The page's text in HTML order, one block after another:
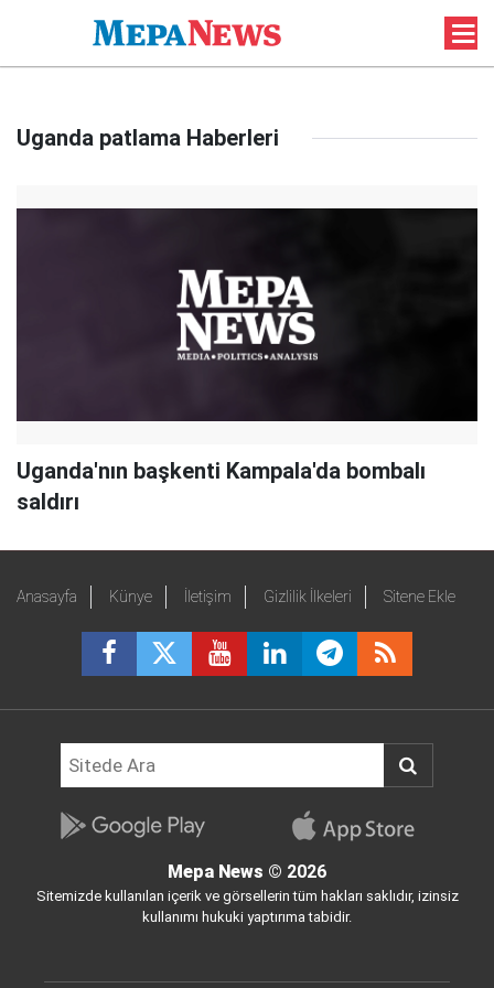
Uganda patlama Haberleri
Uganda'nın başkenti Kampala'da bombalı
saldırı
Anasayfa Künye İletişim Gizlilik İlkeleri Sitene Ekle
Mepa News © 2026
Sitemizde kullanılan içerik ve görsellerin tüm hakları saklıdır, izinsiz
kullanımı hukuki yaptırıma tabidir.